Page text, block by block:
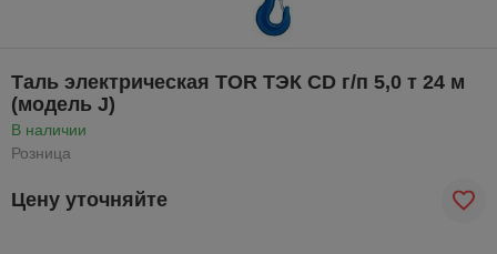
Таль электрическая TOR ТЭК CD г/п 5,0 т 24 м
(модель J)
В наличии
Розница
Цену уточняйте